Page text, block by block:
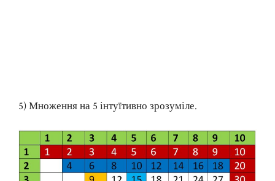
5) Множення на 5 інтуїтивно зрозуміле.